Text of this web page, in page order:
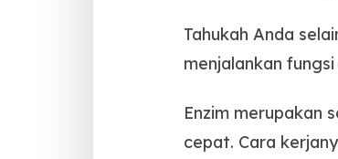
Tahukah Anda
menjalankan
Enzim merupakan
cepat. Cara